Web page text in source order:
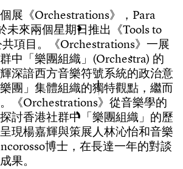
個展 《Orchestrations》 ， Para
未來兩個星期日推出 《Toolsto
共項目 。 《Orchestrations》 一展
群中 「樂團組織 」 (Orchestra) 的
輝深諳西方音樂符號系統的政治意
樂團 」 集體組織的獨特觀點 ， 繼而
。 《Orchestrations》 從音樂學的
探討香港社群中 「樂團組織 」 的歷
呈現楊嘉輝與策展人林沁怡和音樂
ncorosso博士 ， 在長達一年的對談
成果。